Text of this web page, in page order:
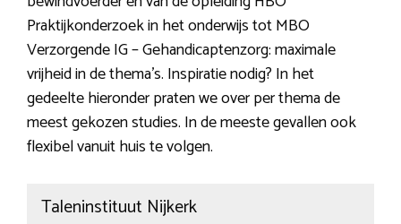
Praktijkonderzoek in het onderwijs tot MBO
Verzorgende IG – Gehandicaptenzorg: maximale
vrijheid in de thema’s. Inspiratie nodig? In het
gedeelte hieronder praten we over per thema de
meest gekozen studies. In de meeste gevallen ook
flexibel vanuit huis te volgen.
Taleninstituut Nijkerk